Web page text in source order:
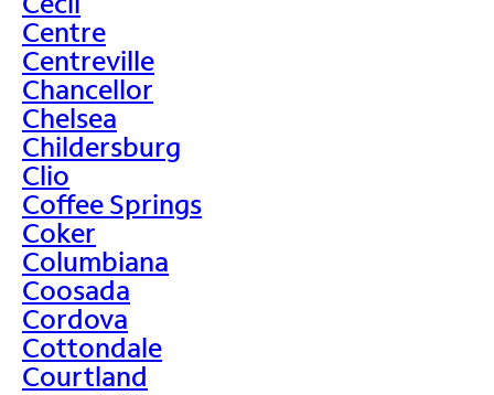
Centre
Centreville
Chancellor
Chelsea
Childersburg
Clio
Coffee Springs
Coker
Columbiana
Coosada
Cordova
Cottondale
Courtland